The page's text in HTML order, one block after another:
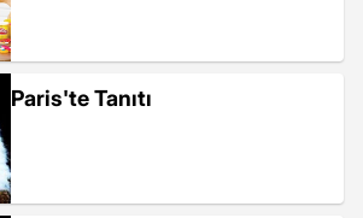
Paris'te Tanıtı